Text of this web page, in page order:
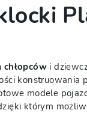
i
konstruowania
modele
którym